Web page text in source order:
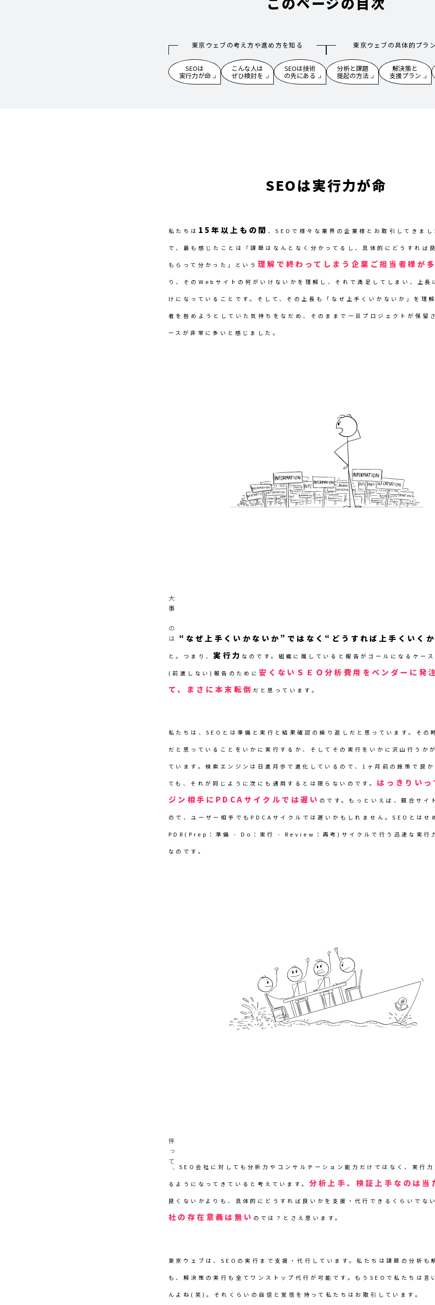
東京ウェブの考え方や進め方を知る
SEOは
実行力が命
こんな人は
ぜひ検討を
SEOは技術
の先にある
東京ウェブの具体的プラ
分析と課題
提起の方法
解決策と
支援プラン
SEOは実行力が命
私たちは 15年以上もの間 、SEOで様々な業界の企業様とお取引してきまし
で、最も感じたことは「課題はなんとなく分かってるし、具体的にどうすれば
もらって分かった」という 理解で終わってしまう企業ご担当者様が
り、そのWebサイトの何がいけないかを理解し、それで満足してしまい、上長
けになっていることです。そして、その上長も「なぜ上手くいかないか」を理
者を咎めようとしていた気持ちをなだめ、そのままで一旦プロジェクトが保留
ースが非常に多いと感じました。
大事なのは “なぜ上手くいかないか”ではなく“どうすれば上手くいく
と。つまり、 実行力 なのです。組織に属していると報告がゴールになるケー
(前進しない)報告のために 安くないＳＥＯ分析費用をベンダーに発
て、まさに本末転倒 だと思っています。
私たちは、SEOとは準備と実行と結果確認の繰り返しだと思っています。その
だと思っていることをいかに実行するか、そしてその実行をいかに沢山行うか
ています。検索エンジンは日進月歩で進化しているので、1ヶ月前の施策で良か
ても、それが同じように次にも通用するとは限らないのです。 はっきりいっ
ジン相手にPDCAサイクルでは遅い のです。もっといえば、競合サイ
ので、ユーザー相手でもPDCAサイクルでは遅いかもしれません。SEOとはせ
PDR(Prep：準備 - Do：実行 - Review：再考)サイクルで行う迅速な実行
なのです。
伴って、 SEO会社に対しても分析力やコンサルテーション能力だけではなく、実行力
るようになってきていると考えています。 分析上手、検証上手なのは当
良くないかよりも、具体的にどうすれば良いかを支援・代行できるくらいでな
社の存在意義は無い のでは？とさえ思います。
東京ウェブは、SEOの実行まで支援・代行しています。私たちは課題の分析も
も、解決策の実行も全てワンストップ代行が可能です。もうSEOで私たちは言
んよね(笑)。それくらいの自信と覚悟を持って私たちはお取引しています。